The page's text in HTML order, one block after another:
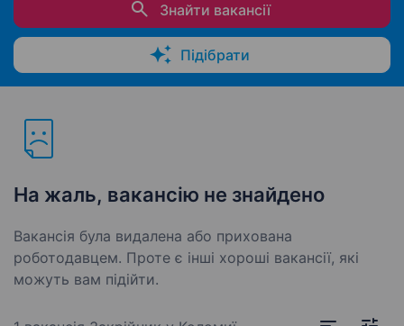
Знайти вакансії
Підібрати
На жаль, вакансію не знайдено
Вакансія була видалена або прихована
роботодавцем. Проте є інші хороші вакансії, які
можуть вам підійти.